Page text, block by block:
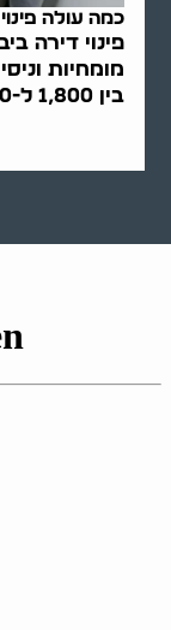
כמה עולה
פינוי דירה
מומחיות
בין 1,800 ל-9,000..